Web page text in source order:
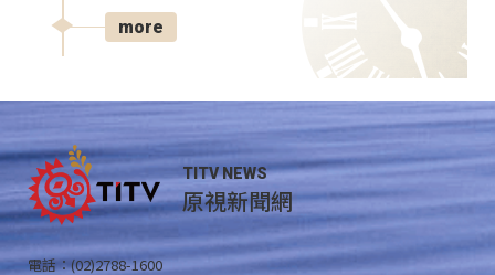
more
TITV NEWS
原視新聞網
電話：(02)2788-1600